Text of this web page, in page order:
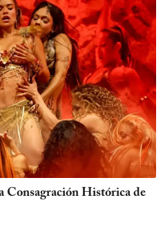
Consagración Histórica de